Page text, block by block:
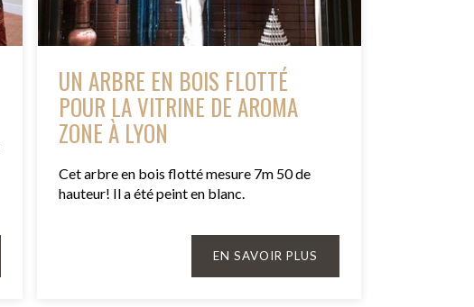
UN ARBRE EN BOIS FLOTTÉ
POUR LA VITRINE DE AROMA
ZONE À LYON
Cet arbre en bois flotté mesure 7m 50 de
hauteur! Il a été peint en blanc.
EN SAVOIR PLUS